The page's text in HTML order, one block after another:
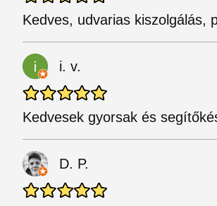
Kedves, udvarias kiszolgálás,
i. v.
Kedvesek gyorsak és
D. P.